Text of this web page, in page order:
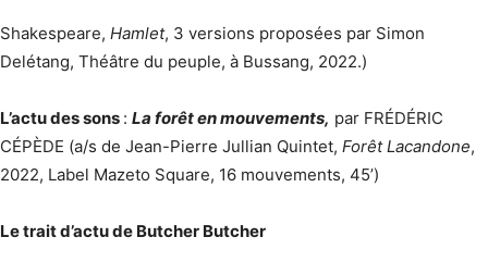
Shakespeare, Hamlet, 3 versions proposées par Simon
Delétang, Théâtre du peuple, à Bussang, 2022.)
L’actu des sons : La forêt en mouvements, par FRÉDÉRIC
CÉPÈDE (a/s de Jean-Pierre Jullian Quintet, Forêt Lacandone,
2022, Label Mazeto Square, 16 mouvements, 45’)
Le trait d’actu de Butcher Butcher